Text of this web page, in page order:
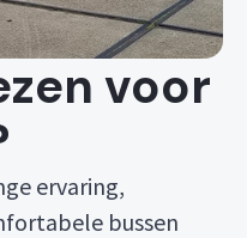
voor
ervaring,
bussen